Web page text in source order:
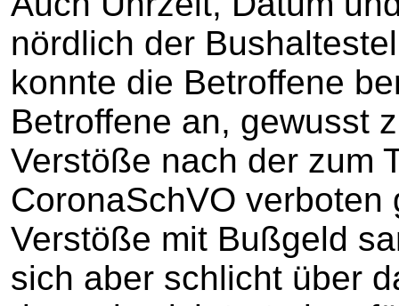
nördlich der
konnte die Betroffene
Betroffene an, gewusst
Verstöße nach der zum
CoronaSchVO
Verstöße mit Bußgeld
sich aber schlicht über